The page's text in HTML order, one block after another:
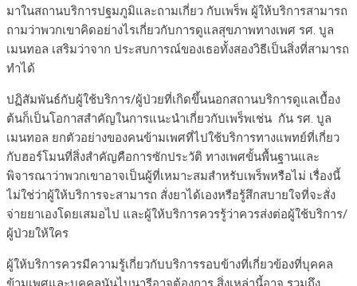
มาในสถานบริการปฐมภูมิและถามเกี่ยว กับเพร็พ ผู้ให้บริการสามารถ
ถามว่าพวกเขาคิดอย่างไรเกี่ยวกับการดูแลสุขภาพทางเพศ รศ. บูล
เมนทอล เสริมว่าจาก ประสบการณ์ของเธอทั้งสองวิธีเป็นสิ่งที่สามารถ
ทำได้
ปฏิสัมพันธ์กับผู้ใช้บริการ/ผู้ป่วยที่เกิดขึ้นนอกสถานบริการดูแลเบื้อง
ต้นก็เป็นโอกาสสำคัญในการแนะนำเกี่ยวกับเพร็พเช่น กัน รศ. บูล
เมนทอล ยกตัวอย่างของคนข้ามเพศที่ไปใช้บริการทางแพทย์ที่เกี่ยว
กับฮอร์โมนที่สิ่งสำคัญคือการซักประวัติ ทางเพศขั้นพื้นฐานและ
พิจารณาว่าพวกเขาอาจเป็นผู้ที่เหมาะสมสำหรับเพร็พหรือไม่ เรื่องนี้
ไม่ใช่ว่าผู้ให้บริการจะสามารถ สั่งยาได้เองหรือรู้สึกสบายใจที่จะสั่ง
จ่ายยาเองโดยเสมอไป และผู้ให้บริการควรรู้ว่าควรส่งต่อผู้ใช้บริการ/
ผู้ป่วยให้ใคร
ผู้ให้บริการควรมีความรู้เกี่ยวกับบริการรอบข้างที่เกี่ยวข้องที่บุคคล